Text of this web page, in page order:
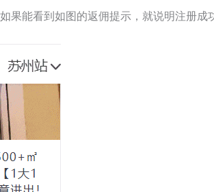
果能看到如图的返佣提示，就说明注册成